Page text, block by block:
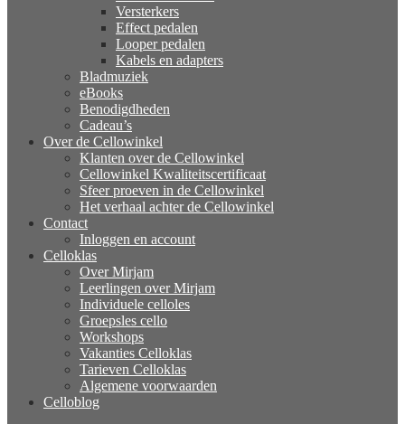
Versterkers
Effect pedalen
Looper pedalen
Kabels en adapters
Bladmuziek
eBooks
Benodigdheden
Cadeau’s
Over de Cellowinkel
Klanten over de Cellowinkel
Cellowinkel Kwaliteitscertificaat
Sfeer proeven in de Cellowinkel
Het verhaal achter de Cellowinkel
Contact
Inloggen en account
Celloklas
Over Mirjam
Leerlingen over Mirjam
Individuele celloles
Groepsles cello
Workshops
Vakanties Celloklas
Tarieven Celloklas
Algemene voorwaarden
Celloblog